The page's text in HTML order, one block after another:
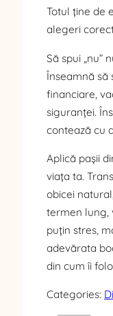
Totul ține de
alegeri
Să spui „nu”
Înseamnă să
financiare,
siguranței.
contează cu
Aplică pașii
viața ta.
obicei
termen lung,
puțin stres,
adevărata
din cum îi
Categories: